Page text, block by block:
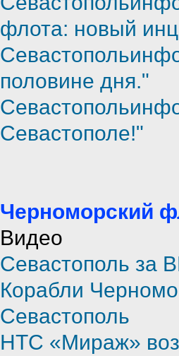
флота: новый
половине дня."
Севастополе!"
Черноморский
Видео
Севастополь
Корабли
Севастополь
НТС «Мираж»